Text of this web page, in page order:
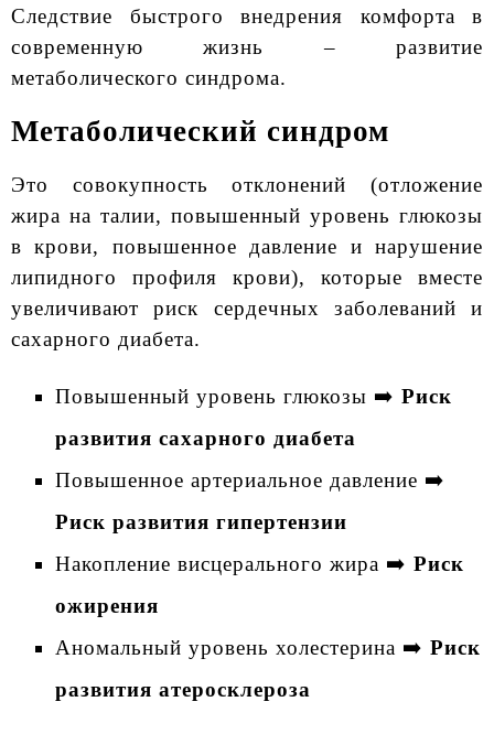
Следствие быстрого внедрения комфорта в
современную жизнь – развитие
метаболического синдрома.
Метаболический синдром
Это совокупность отклонений (отложение
жира на талии, повышенный уровень глюкозы
в крови, повышенное давление и нарушение
липидного профиля крови), которые вместе
увеличивают риск сердечных заболеваний и
сахарного диабета.
Повышенный уровень глюкозы ➡️ Риск
развития сахарного диабета
Повышенное артериальное давление ➡️
Риск развития гипертензии
Накопление висцерального жира ➡️ Риск
ожирения
Аномальный уровень холестерина ➡️ Риск
развития атеросклероза